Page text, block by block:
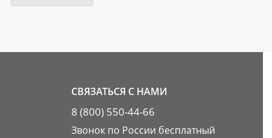
СВЯЗАТЬСЯ С НАМИ
8 (800) 550-44-66
Звонок по России бесплатный